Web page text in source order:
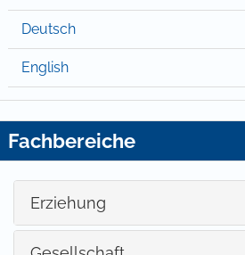
Deutsch
English
Fachbereiche
Erziehung